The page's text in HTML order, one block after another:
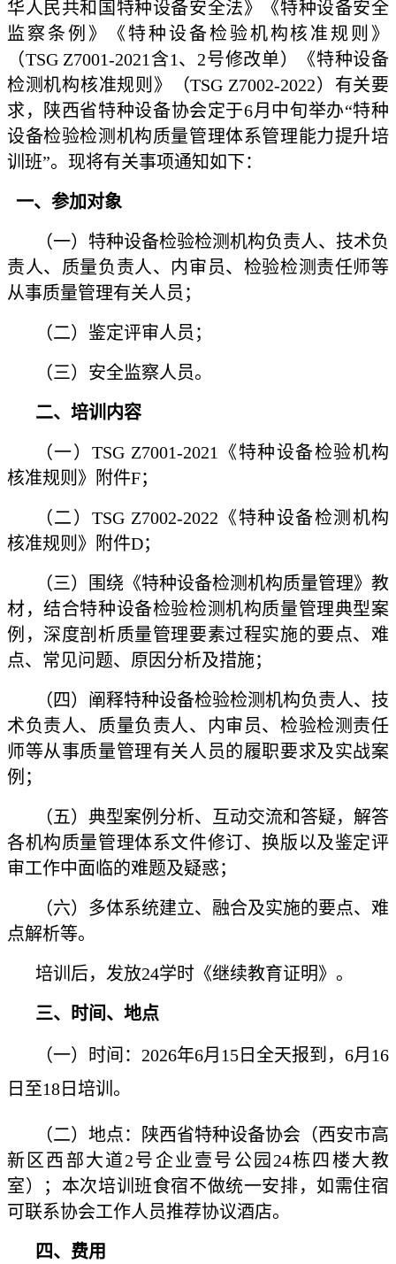
华人民共和国特种设备安全法》《特种设备安全
监察条例》《特种设备检验机构核准规则》
（TSG Z7001-2021含1、2号修改单）《特种设备
检测机构核准规则》（TSG Z7002-2022）有关要
求，陕西省特种设备协会定于6月中旬举办“特种
设备检验检测机构质量管理体系管理能力提升培
训班”。现将有关事项通知如下：
一、参加对象
（一）特种设备检验检测机构负责人、技术负
责人、质量负责人、内审员、检验检测责任师等
从事质量管理有关人员；
（二）鉴定评审人员；
（三）安全监察人员。
二、培训内容
（一）TSG Z7001-2021《特种设备检验机构
核准规则》附件F；
（二）TSG Z7002-2022《特种设备检测机构
核准规则》附件D；
（三）围绕《特种设备检测机构质量管理》教
材，结合特种设备检验检测机构质量管理典型案
例，深度剖析质量管理要素过程实施的要点、难
点、常见问题、原因分析及措施；
（四）阐释特种设备检验检测机构负责人、技
术负责人、质量负责人、内审员、检验检测责任
师等从事质量管理有关人员的履职要求及实战案
例；
（五）典型案例分析、互动交流和答疑，解答
各机构质量管理体系文件修订、换版以及鉴定评
审工作中面临的难题及疑惑；
（六）多体系统建立、融合及实施的要点、难
点解析等。
培训后，发放24学时《继续教育证明》。
三、时间、地点
（一）时间：2026年6月15日全天报到，6月16
日至18日培训。
（二） 地点：
陕西省特种设备协会（西安市高
新区西部大道2号企业壹号公园24栋四楼大教
室）
； 本次培训班食宿不做统一安排，如需住宿
可联系协会工作人员推荐协议酒店。
四、费用